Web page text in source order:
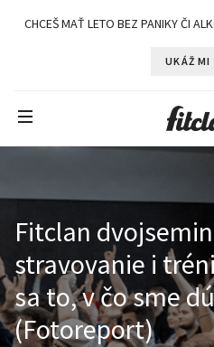
CHCEŠ MAŤ LETO BEZ PANIKY ČI
UKÁŽ MI
Fitclan
stravovanie i
sa to, v čo sme
(Fotoreport)